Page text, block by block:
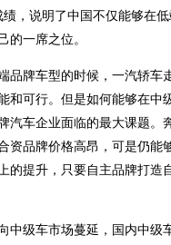
，说明了中国不仅能够在
的一席之位。
牌车型的时候，一汽轿车
和可行。但是如何能够在中
汽车企业面临的最大课题。
资品牌价格高昂，可是仍能
的提升，只要自主品牌打造
级车市场蔓延，国内中级